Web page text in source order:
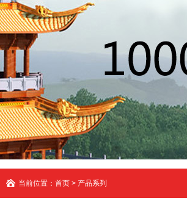
当前位置：首页 > 产品系列